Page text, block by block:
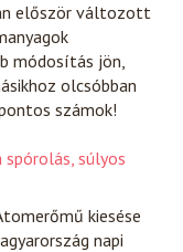
először változott
módosítás jön,
olcsóbban
számok!
súlyos
kiesése
napi